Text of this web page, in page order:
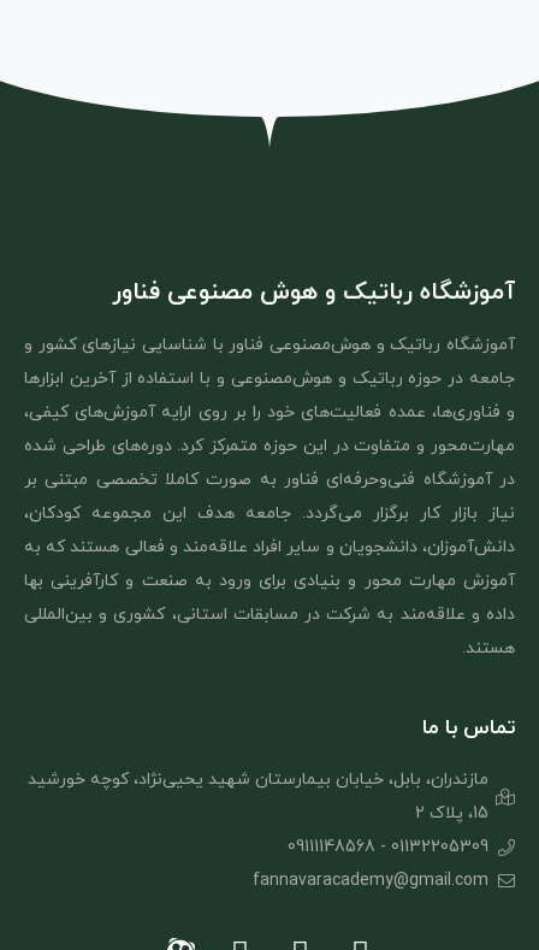
آموزشگاه رباتیک و هوش مصنوعی فناور
آموزشگاه رباتیک و هوش‌مصنوعی فناور با شناسایی نیازهای کشور و
جامعه در حوزه رباتیک و هوش‌مصنوعی و با استفاده از آخرین ابزارها
و فناوری‌ها، عمده فعالیت‌های خود را بر روی ارایه آموزش‌های کیفی،
مهارت‌محور و متفاوت در این حوزه متمرکز کرد. دوره‌های طراحی شده
در آموزشگاه فنی‌و‌حرفه‌ای فناور به صورت کاملا تخصصی مبتنی بر
نیاز بازار کار برگزار می‌گردد. جامعه هدف این مجموعه کودکان،
دانش‌آموزان، دانشجویان و سایر افراد علاقه‌مند و فعالی هستند که به
آموزش مهارت‌ محور و بنیادی برای ورود به صنعت و کارآفرینی بها
داده و علاقه‌مند به شرکت در مسابقات استانی، کشوری و بین‌المللی
هستند.
تماس با ما
مازندران، بابل، خیابان بیمارستان شهید یحیی‌نژاد، کوچه خورشید
15، پلاک 2
01132205309 - 09111148568
fannavaracademy@gmail.com